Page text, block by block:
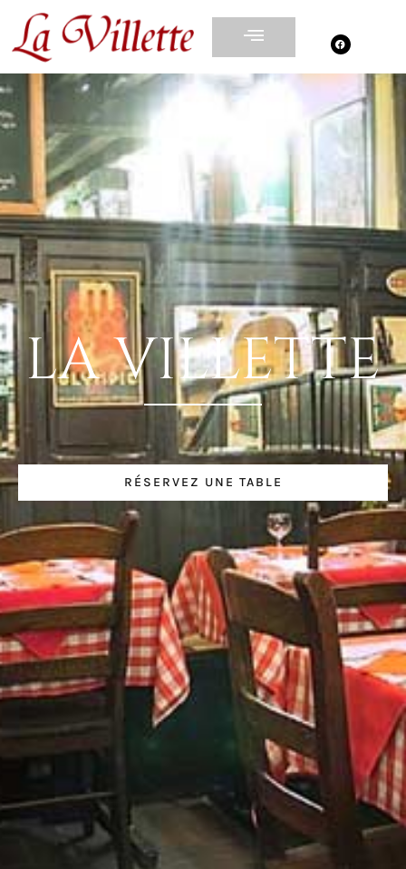
LA VILLETTE
RÉSERVEZ UNE TABLE